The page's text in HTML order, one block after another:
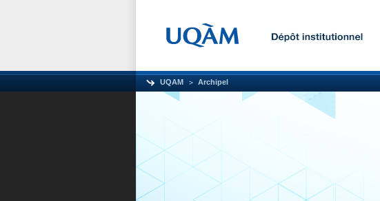
UQAM Archipel